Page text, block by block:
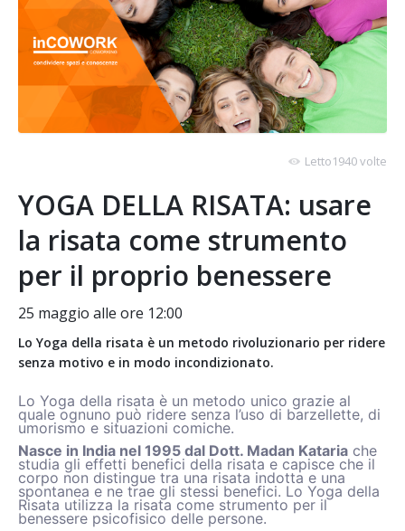
Letto1940 volte
YOGA DELLA RISATA: usare
la risata come strumento
per il proprio benessere
25 maggio alle ore 12:00
Lo Yoga della risata è un metodo rivoluzionario per ridere
senza motivo e in modo incondizionato.
Lo Yoga della risata è un metodo unico grazie al
quale ognuno può ridere senza l’uso di barzellette, di
umorismo e situazioni comiche.
Nasce in India nel 1995 dal Dott. Madan Kataria che
studia gli effetti benefici della risata e capisce che il
corpo non distingue tra una risata indotta e una
spontanea e ne trae gli stessi benefici. Lo Yoga della
Risata utilizza la risata come strumento per il
benessere psicofisico delle persone.